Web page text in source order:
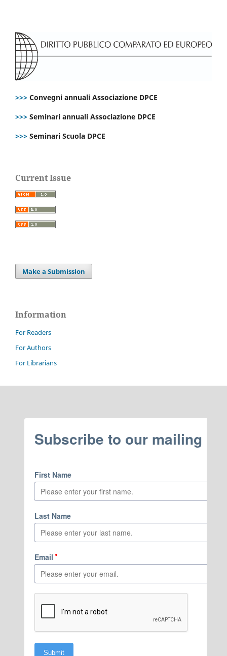
>>> Convegni annuali Associazione DPCE
>>> Seminari annuali Associazione DPCE
>>> Seminari Scuola DPCE
Current Issue
Make a Submission
Information
For Readers
For Authors
For Librarians